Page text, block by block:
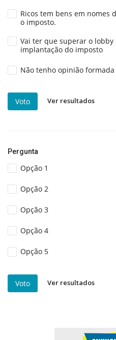
Ricos tem bens em nomes
o imposto.
Vai ter que superar o
implantação do imposto
Não tenho opinião
Voto Ver resultados
Pergunta
Opção 1
Opção 2
Opção 3
Opção 4
Opção 5
Voto Ver resultados